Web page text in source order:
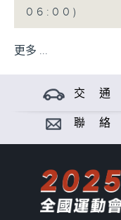
06:00)
更多 ...
交 通
聯 絡